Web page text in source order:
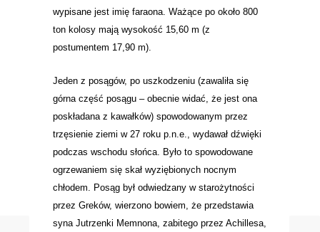
wypisane jest imię faraona. Ważące po około 800
ton kolosy mają wysokość 15,60 m (z
postumentem 17,90 m).
Jeden z posągów, po uszkodzeniu (zawaliła się
górna część posągu – obecnie widać, że jest ona
poskładana z kawałków) spowodowanym przez
trzęsienie ziemi w 27 roku p.n.e., wydawał dźwięki
podczas wschodu słońca. Było to spowodowane
ogrzewaniem się skał wyziębionych nocnym
chłodem. Posąg był odwiedzany w starożytności
przez Greków, wierzono bowiem, że przedstawia
syna Jutrzenki Memnona, zabitego przez Achillesa,